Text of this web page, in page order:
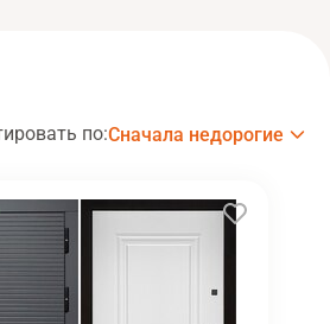
по:Сначала недорогие